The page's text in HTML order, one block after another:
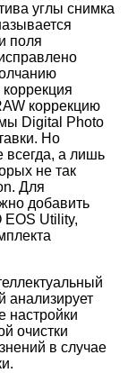
углы снимка
поля
коррекцию
Digital Photo
Но
всегда, а лишь
не так
Для
добавить
Utility,
анализирует
настройки
очистки
в случае